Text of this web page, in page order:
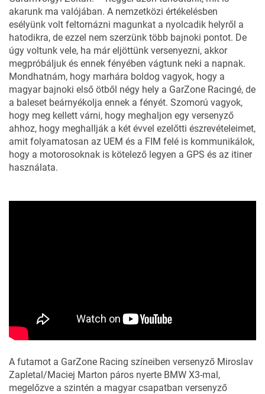
akarunk ma valójában. A nemzetközi értékelésben
esélyünk volt feltornázni magunkat a nyolcadik helyről a
hatodikra, de ezzel nem szerzünk több bajnoki pontot. De
úgy voltunk vele, ha már eljöttünk versenyezni, akkor
megpróbáljuk és ennek fényében vágtunk neki a napnak.
Mondhatnám, hogy marhára boldog vagyok, hogy a
magyar bajnoki első ötből négy hely a GarZone Racingé, de
a baleset beárnyékolja ennek a fényét. Szomorú vagyok,
hogy meg kellett várni, hogy meghaljon egy versenyző
ahhoz, hogy meghallják a két évvel ezelőtti észrevételeimet,
amit folyamatosan az UEM és a FIM felé is kommunikálok,
hogy a motorosoknak is kötelező legyen a GPS és az itiner
használata.
A futamot a GarZone Racing színeiben versenyző Miroslav
Zapletal/Maciej Marton páros nyerte BMW X3-mal,
megelőzve a szintén a magyar csapatban versenyző